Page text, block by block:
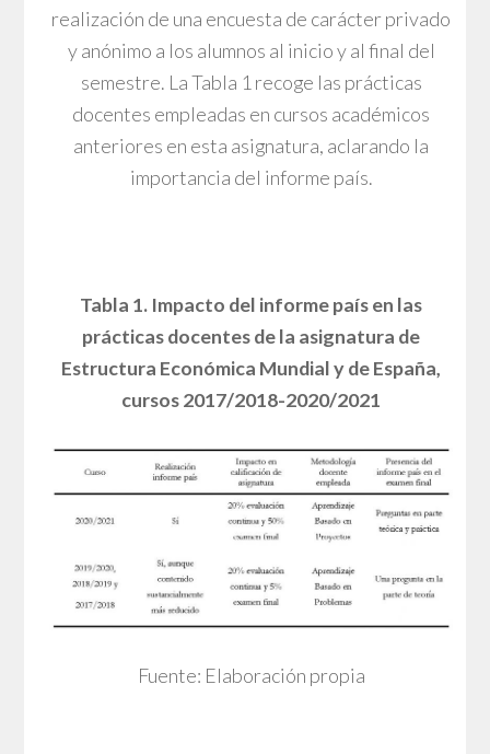
realización de una encuesta de carácter privado
y anónimo a los alumnos al inicio y al final del
semestre. La Tabla 1 recoge las prácticas
docentes empleadas en cursos académicos
anteriores en esta asignatura, aclarando la
importancia del informe país.
Tabla 1. Impacto del informe país en las
prácticas docentes de la asignatura de
Estructura Económica Mundial y de España,
cursos 2017/2018-2020/2021
Fuente: Elaboración propia